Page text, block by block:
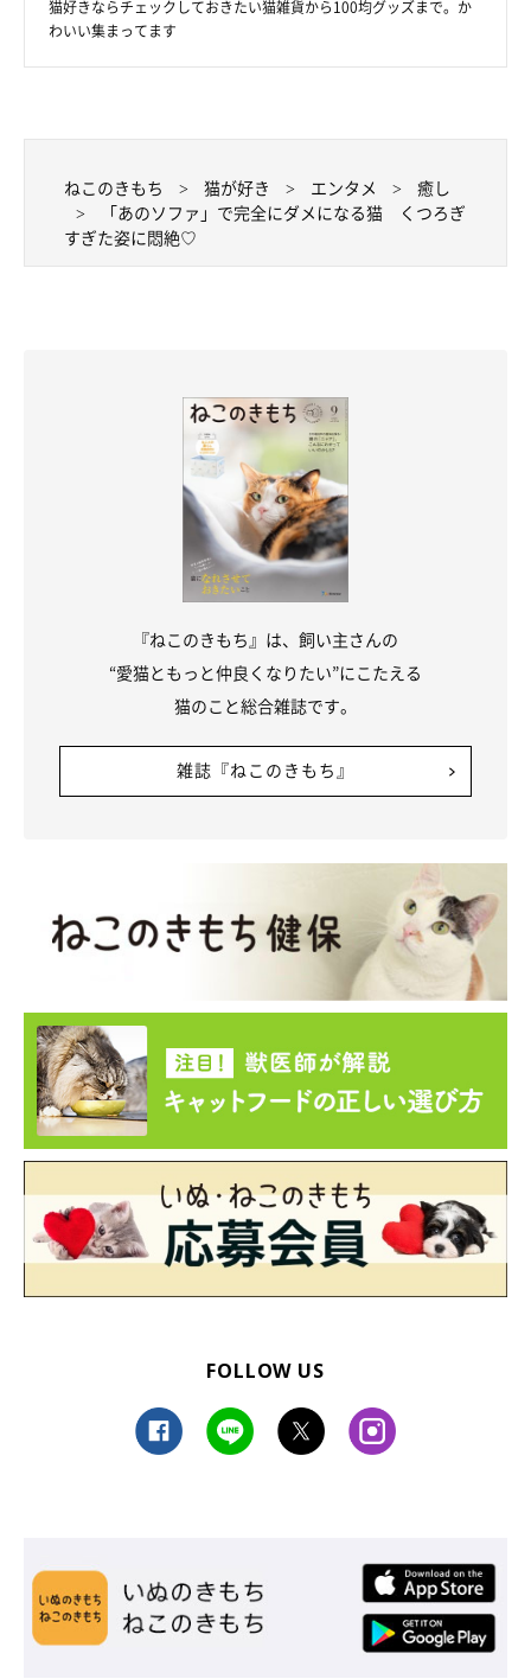
@usako3883
るソファで、完全にダメになっちゃうまーるくんなのでした♡
★Instagram、Twitterで「#ねこのきもち」「#ねこのきもち部」
でご投稿いただいた素敵な写真・動画を紹介しています。
猫好きならチェックしておきたい猫雑貨から100均グッズまで。か
わいい集まってます
ねこのきもち 猫が好き エンタメ
癒し
「あのソファ」で完全にダメになる猫 くつろぎ
すぎた姿に悶絶♡
『ねこのきもち』は、飼い主さんの
“愛猫ともっと仲良くなりたい”にこたえる
猫のこと総合雑誌です。
雑誌『ねこのきもち』
FOLLOW US